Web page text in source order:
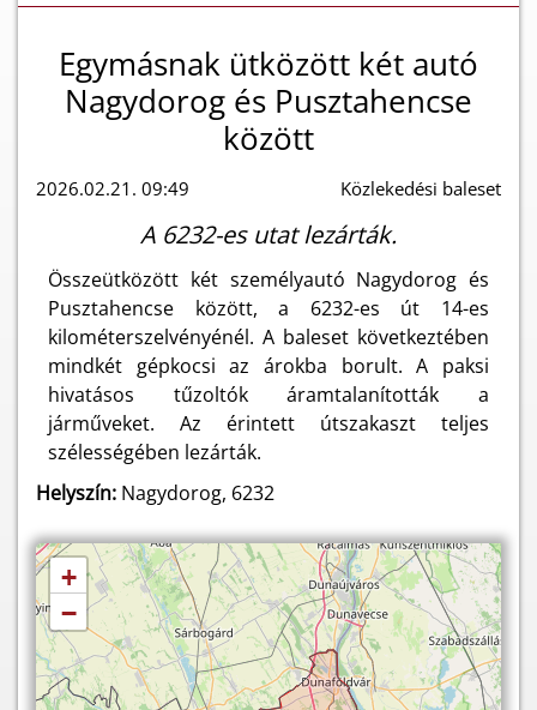
Egymásnak ütközött két autó
Nagydorog és Pusztahencse
között
2026.02.21. 09:49 Közlekedési baleset
A 6232-es utat lezárták.
Összeütközött két személyautó Nagydorog és
Pusztahencse között, a 6232-es út 14-es
kilométerszelvényénél. A baleset következtében
mindkét gépkocsi az árokba borult. A paksi
hivatásos tűzoltók áramtalanították a
járműveket. Az érintett útszakaszt teljes
szélességében lezárták.
Helyszín: Nagydorog, 6232
+
−